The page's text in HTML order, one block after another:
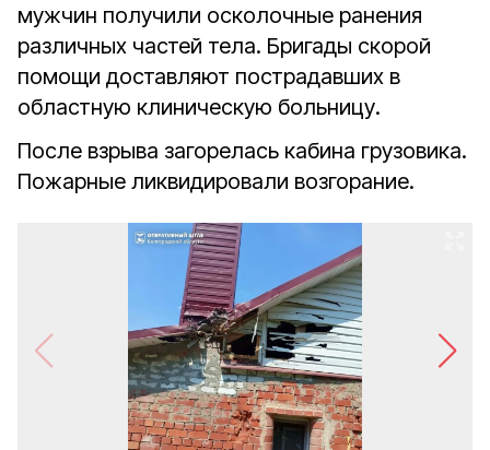
мужчин получили осколочные ранения
различных частей тела. Бригады скорой
помощи доставляют пострадавших в
областную клиническую больницу.
После взрыва загорелась кабина грузовика.
Пожарные ликвидировали возгорание.